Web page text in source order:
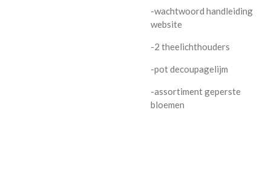
-wachtwoord handleiding
website
-2 theelichthouders
-pot decoupagelijm
-assortiment geperste
bloemen